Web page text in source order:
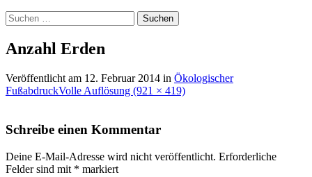
Suchen
nach:
Anzahl Erden
Veröffentlicht am 12. Februar 2014 in Ökologischer
FußabdruckVolle Auflösung (921 × 419)
Schreibe einen Kommentar
Deine E-Mail-Adresse wird nicht veröffentlicht. Erforderliche
Felder sind mit * markiert